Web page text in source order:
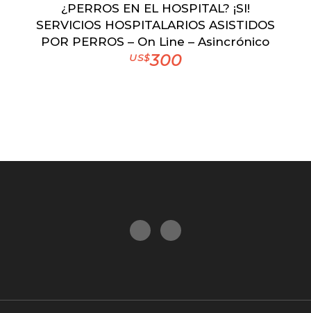
¿PERROS EN EL HOSPITAL? ¡SI!
SERVICIOS HOSPITALARIOS ASISTIDOS
POR PERROS – On Line – Asincrónico
US$300